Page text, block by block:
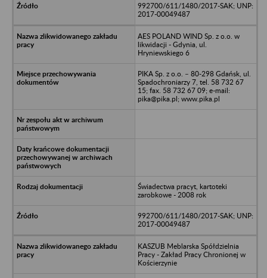
992700/611/1480/2017-SAK; UNP:
2017-00049487
AES POLAND WIND Sp. z o.o. w
likwidacji - Gdynia, ul.
Hryniewskiego 6
PIKA Sp. z o.o. – 80-298 Gdańsk, ul.
Spadochroniarzy 7, tel. 58 732 67
15; fax. 58 732 67 09; e-mail:
pika@pika.pl; www.pika.pl
Świadectwa pracyt, kartoteki
zarobkowe - 2008 rok
992700/611/1480/2017-SAK; UNP:
2017-00049487
KASZUB Meblarska Spółdzielnia
Pracy - Zakład Pracy Chronionej w
Kościerzynie